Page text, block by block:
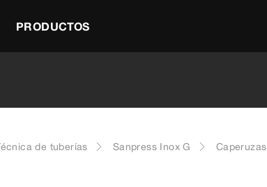
PRODUCTOS
de tuberías Sanpress Inox G Caperuzas